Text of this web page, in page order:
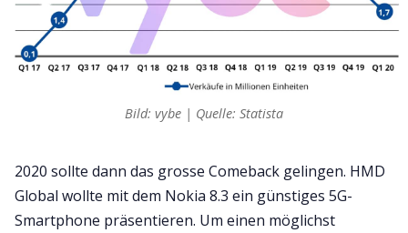
Bild: vybe | Quelle: Statista
2020 sollte dann das grosse Comeback gelingen. HMD
Global wollte mit dem Nokia 8.3 ein günstiges 5G-
Smartphone präsentieren. Um einen möglichst